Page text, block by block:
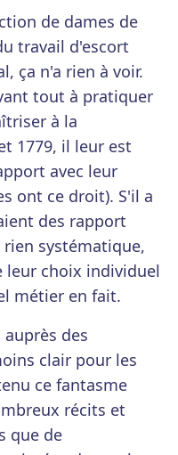
de dames de
travail d'escort
ça n'a rien à voir.
tout à pratiquer
à la
1779, il leur est
avec leur
ont ce droit). S'il a
des rapport
systématique,
leur choix individuel
métier en fait.
des
clair pour les
ce fantasme
récits et
que de